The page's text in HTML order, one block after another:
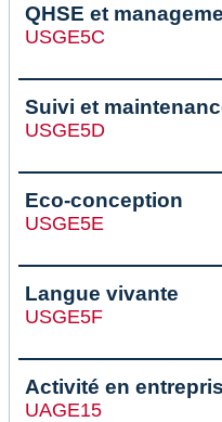
QHSE et
USGE5C
Suivi et
USGE5D
Eco-conception
USGE5E
Langue vivante
USGE5F
Activité en
UAGE15